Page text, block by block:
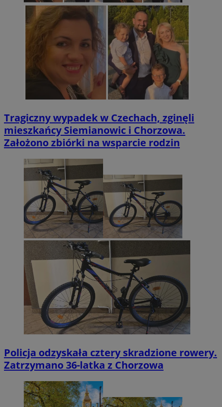
Tragiczny wypadek w Czechach, zginęli
mieszkańcy Siemianowic i Chorzowa.
Założono zbiórki na wsparcie rodzin
Policja odzyskała cztery skradzione rowery.
Zatrzymano 36-latka z Chorzowa